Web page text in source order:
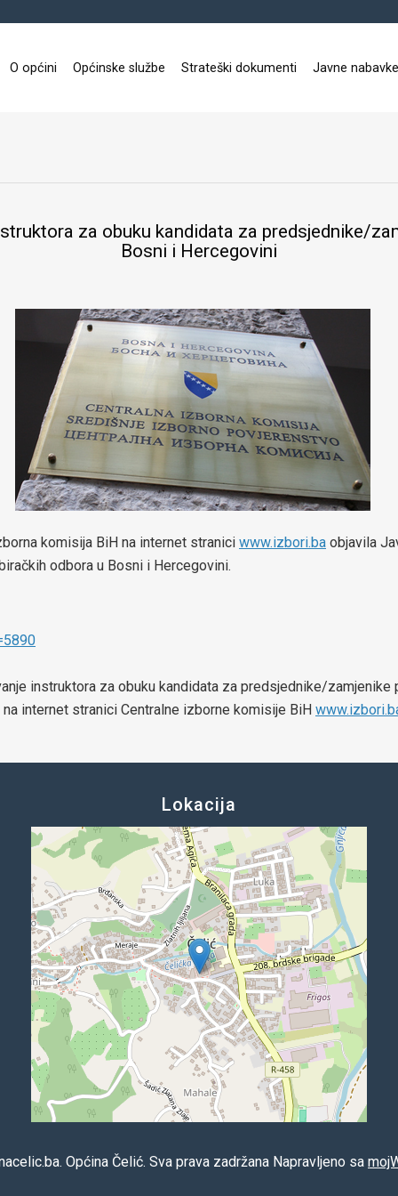
O općini Općinske službe Strateški dokumenti Javne nabavke
za obuku kandidata za predsjednike/
Bosni i Hercegovini
komisija BiH na internet stranici www.izbori.ba objavila
odbora u Bosni i Hercegovini.
instruktora za obuku kandidata za predsjednike/
internet stranici Centralne izborne komisije BiH
Lokacija
Općina Čelić. Sva prava zadržana Napravljeno sa